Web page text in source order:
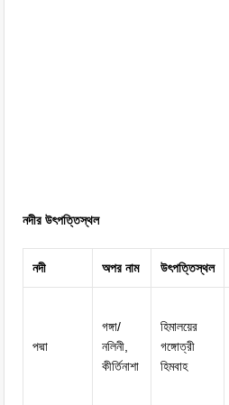
নদীর উৎপত্তিস্থল
নদী অপর নাম উৎপত্তিস্থল
পদ্মা
গঙ্গা/
নলিনী,
কীর্তিনাশা
হিমালয়ের
গঙ্গোত্রী
হিমবাহ